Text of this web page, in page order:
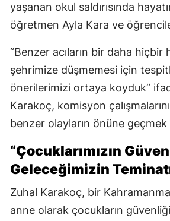
yaşanan okul saldırısında
öğretmen Ayla Kara ve
“Benzer acıların bir daha
şehrimize düşmemesi için
önerilerimizi ortaya koyduk”
Karakoç, komisyon
benzer olayların önüne
“Çocuklarımızın
Geleceğimizin
Zuhal Karakoç, bir
anne olarak çocukların